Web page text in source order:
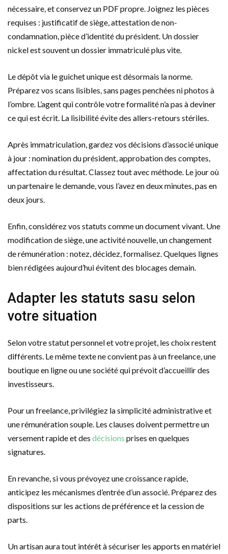
nécessaire, et conservez un PDF propre. Joignez les pièces
requises : justificatif de siège, attestation de non-
condamnation, pièce d’identité du président. Un dossier
nickel est souvent un dossier immatriculé plus vite.
Le dépôt via le guichet unique est désormais la norme.
Préparez vos scans lisibles, sans pages penchées ni photos à
l’ombre. L’agent qui contrôle votre formalité n’a pas à deviner
ce qui est écrit. La lisibilité évite des allers-retours stériles.
Après immatriculation, gardez vos décisions d’associé unique
à jour : nomination du président, approbation des comptes,
affectation du résultat. Classez tout avec méthode. Le jour où
un partenaire le demande, vous l’avez en deux minutes, pas en
deux jours.
Enfin, considérez vos statuts comme un document vivant. Une
modification de siège, une activité nouvelle, un changement
de rémunération : notez, décidez, formalisez. Quelques lignes
bien rédigées aujourd’hui évitent des blocages demain.
Adapter les statuts sasu selon
votre situation
Selon votre statut personnel et votre projet, les choix restent
différents. Le même texte ne convient pas à un freelance, une
boutique en ligne ou une société qui prévoit d’accueillir des
investisseurs.
Pour un freelance, privilégiez la simplicité administrative et
une rémunération souple. Les clauses doivent permettre un
versement rapide et des décisions prises en quelques
signatures.
En revanche, si vous prévoyez une croissance rapide,
anticipez les mécanismes d’entrée d’un associé. Préparez des
dispositions sur les actions de préférence et la cession de
parts.
Un artisan aura tout intérêt à sécuriser les apports en matériel